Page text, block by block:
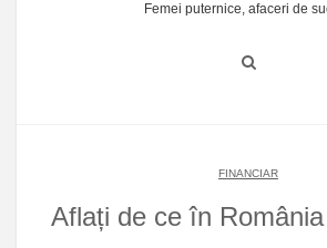
Femei puternice, afaceri de
FINANCIAR
Aflați de ce în